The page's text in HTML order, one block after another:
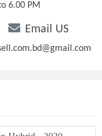
6.00 PM
Email US